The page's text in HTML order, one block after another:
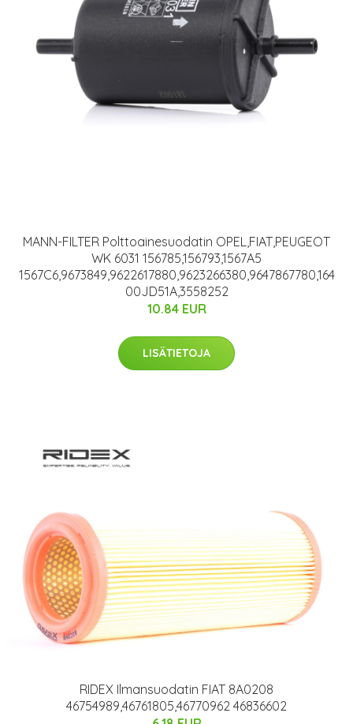
MANN-FILTER Polttoainesuodatin OPEL,FIAT,PEUGEOT
WK 6031 156785,156793,1567A5
1567C6,9673849,9622617880,9623266380,9647867780,164
00JD51A,3558252
10.84 EUR
LISÄTIETOJA
RIDEX Ilmansuodatin FIAT 8A0208
46754989,46761805,46770962 46836602